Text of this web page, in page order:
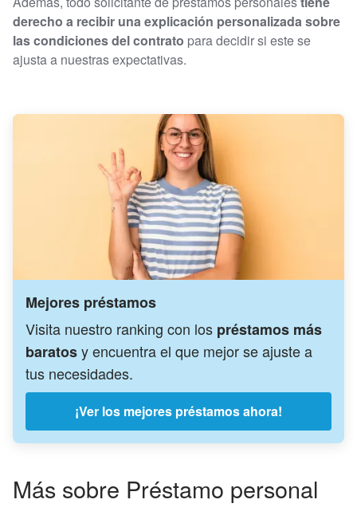
derecho a recibir una explicación personalizada sobre
las condiciones del contrato para decidir si este se
ajusta a nuestras expectativas.
Mejores préstamos
Visita nuestro ranking con los préstamos más
baratosy encuentra el que mejor se ajuste a
tus necesidades.
¡Ver los mejores préstamos ahora!
Más sobre Préstamo personal